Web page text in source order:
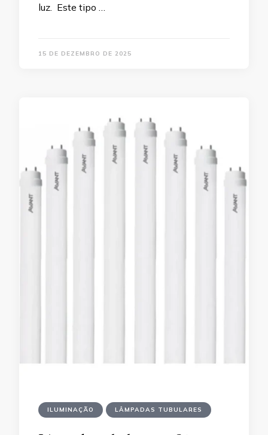
luz. Este tipo …
15 DE DEZEMBRO DE 2025
ILUMINAÇÃO LÂMPADAS TUBULARES